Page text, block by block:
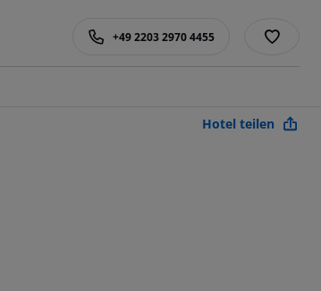
+49 2203 2970 4455
Hotel teilen